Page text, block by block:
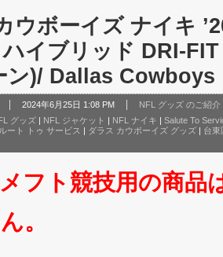
ウボーイズ ナイキ
イブリッド DRI-
ン)/ Dallas Cowboys
2024年6月25日 1:08 PM NFL グッズ のご紹介
グッズ | NFL ジャケット | NFL ナイキ | Salute To
ート トゥ サービス | ダラス カウボーイズ グッズ | 台東
フト競技用の商品
。